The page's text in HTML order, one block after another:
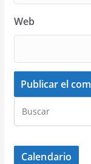
Web
Calendario